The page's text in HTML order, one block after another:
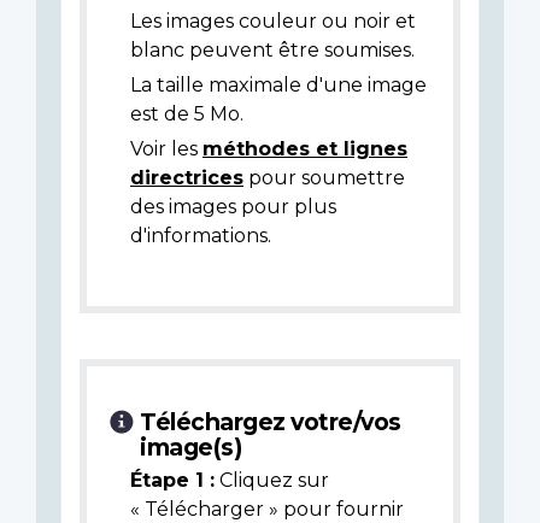
Les images couleur ou noir et
blanc peuvent être soumises.
La taille maximale d'une image
est de 5 Mo.
Voir les méthodes et lignes
directrices pour soumettre
des images pour plus
d'informations.
Téléchargez votre/vos
image(s)
Étape 1 : Cliquez sur
« Télécharger » pour fournir